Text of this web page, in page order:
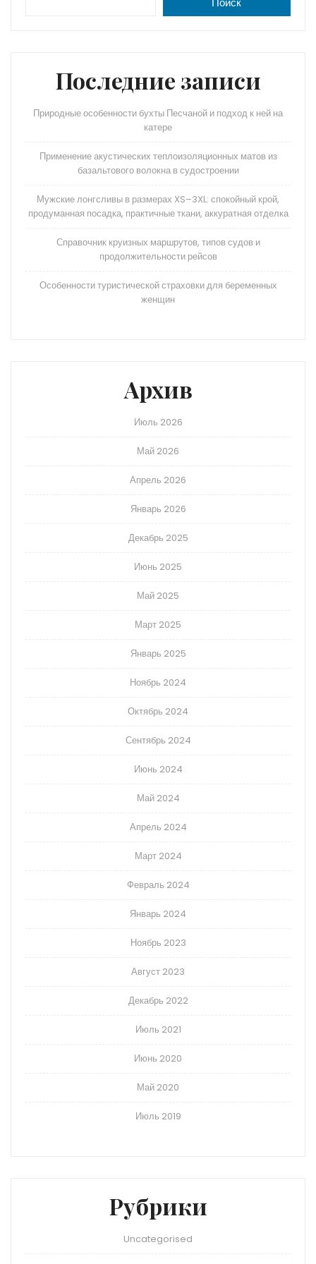
a kl
s
ni
ki
в
Последние записи
Природные особенности бухты Песчаной и подход к ней на
катере
Применение акустических теплоизоляционных матов из
базальтового волокна в судостроении
Мужские лонгсливы в размерах XS–3XL: спокойный крой,
продуманная посадка, практичные ткани, аккуратная отделка
Справочник круизных маршрутов, типов судов и
продолжительности рейсов
Особенности туристической страховки для беременных
женщин
Архив
Июль 2026
Май 2026
Апрель 2026
Январь 2026
Декабрь 2025
Июнь 2025
Май 2025
Март 2025
Январь 2025
Ноябрь 2024
Октябрь 2024
Сентябрь 2024
Июнь 2024
Май 2024
Апрель 2024
Март 2024
Февраль 2024
Январь 2024
Ноябрь 2023
Август 2023
Декабрь 2022
Июль 2021
Июнь 2020
Май 2020
Июль 2019
Рубрики
Uncategorised